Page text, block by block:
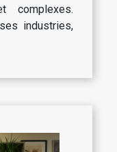
complexes.
industries,